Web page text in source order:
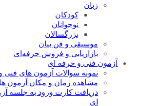
زبان
کودکان
نوجوانان
بزرگسالان
موسیقی و فن بیان
بازاریابی و فروش حرفه‌ای
آزمون فنی و حرفه ای
نمونه سوالات آزمون های فنی
مشاهده زمان و مکان آزمون
دریافت کارت ورود به جلسه
ای